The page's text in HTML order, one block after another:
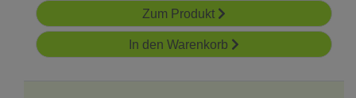
Zum Produkt
In den Warenkorb